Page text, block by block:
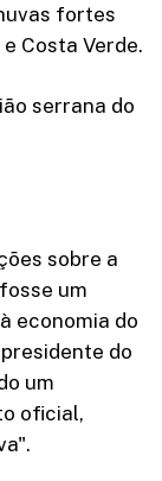
fortes
Costa Verde.
serrana do
sobre a
um
economia do
do
um
oficial,